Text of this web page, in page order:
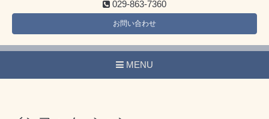
029-863-7360
お問い合わせ
MENU